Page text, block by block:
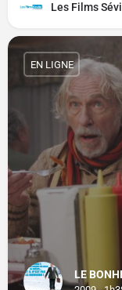
Les Films
LE
EN LIGNE